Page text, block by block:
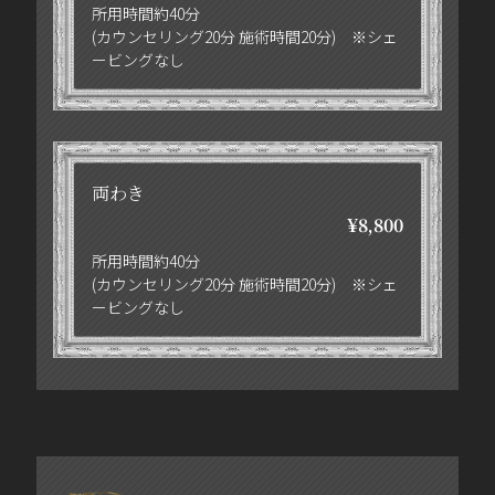
所用時間約40分
(カウンセリング20分 施術時間20分) ※シェ
ービングなし
両わき
¥8,800
所用時間約40分
(カウンセリング20分 施術時間20分) ※シェ
ービングなし